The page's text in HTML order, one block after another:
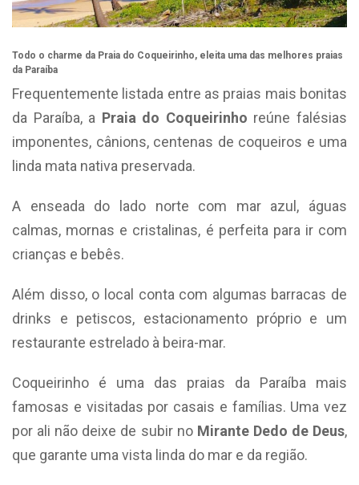
Todo o charme da Praia do Coqueirinho, eleita uma das melhores praias
da Paraíba
Frequentemente listada entre as praias mais bonitas
da Paraíba, a Praia do Coqueirinho reúne falésias
imponentes, cânions, centenas de coqueiros e uma
linda mata nativa preservada.
A enseada do lado norte com mar azul, águas
calmas, mornas e cristalinas, é perfeita para ir com
crianças e bebês.
Além disso, o local conta com algumas barracas de
drinks e petiscos, estacionamento próprio e um
restaurante estrelado à beira-mar.
Coqueirinho é uma das praias da Paraíba mais
famosas e visitadas por casais e famílias. Uma vez
por ali não deixe de subir no Mirante Dedo de Deus,
que garante uma vista linda do mar e da região.